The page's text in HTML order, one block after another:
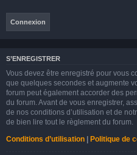
S’ENREGISTRER
Vous devez être enregistré pour vous
que quelques secondes et augmente
forum peut également accorder des
du forum. Avant de vous enregistrer,
de nos conditions d’utilisation et de
de bien lire tout le règlement du forum.
Conditions d’utilisation | Politique de